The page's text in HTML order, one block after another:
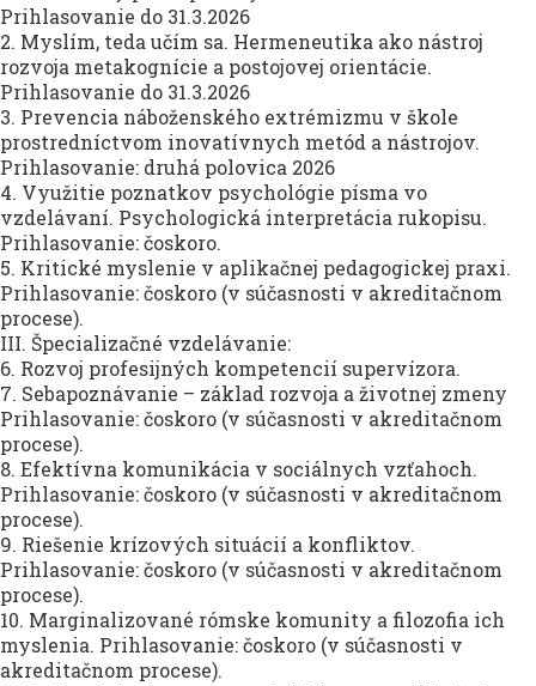
Prihlasovanie do 31.3.2026
2. Myslím, teda učím sa. Hermeneutika ako nástroj
rozvoja metakognície a postojovej orientácie.
Prihlasovanie do 31.3.2026
3. Prevencia náboženského extrémizmu v škole
prostredníctvom inovatívnych metód a nástrojov.
Prihlasovanie: druhá polovica 2026
4. Využitie poznatkov psychológie písma vo
vzdelávaní. Psychologická interpretácia rukopisu.
Prihlasovanie: čoskoro.
5. Kritické myslenie v aplikačnej pedagogickej praxi.
Prihlasovanie: čoskoro (v súčasnosti v akreditačnom
procese).
III. Špecializačné vzdelávanie:
6. Rozvoj profesijných kompetencií supervízora.
7. Sebapoznávanie – základ rozvoja a životnej zmeny
Prihlasovanie: čoskoro (v súčasnosti v akreditačnom
procese).
8. Efektívna komunikácia v sociálnych vzťahoch.
Prihlasovanie: čoskoro (v súčasnosti v akreditačnom
procese).
9. Riešenie krízových situácií a konfliktov.
Prihlasovanie: čoskoro (v súčasnosti v akreditačnom
procese).
10. Marginalizované rómske komunity a filozofia ich
myslenia. Prihlasovanie: čoskoro (v súčasnosti v
akreditačnom procese).